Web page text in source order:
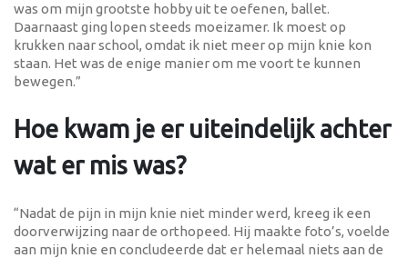
was om mijn grootste hobby uit te oefenen, ballet.
Daarnaast ging lopen steeds moeizamer. Ik moest op
krukken naar school, omdat ik niet meer op mijn knie kon
staan. Het was de enige manier om me voort te kunnen
bewegen.”
Hoe kwam je er uiteindelijk achter
wat er mis was?
“Nadat de pijn in mijn knie niet minder werd, kreeg ik een
doorverwijzing naar de orthopeed. Hij maakte foto’s, voelde
aan mijn knie en concludeerde dat er helemaal niets aan de